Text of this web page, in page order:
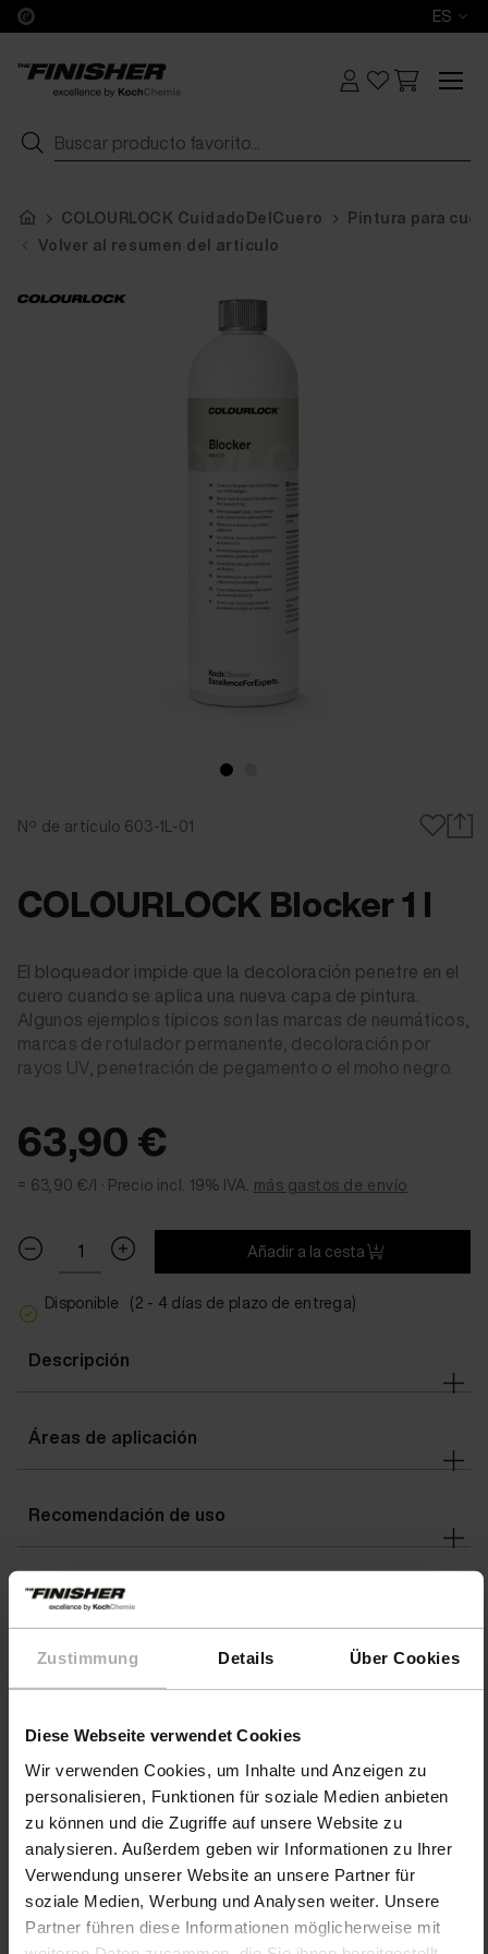
Zustimmung Details Über Cookies
Diese Webseite verwendet Cookies
Wir verwenden Cookies, um Inhalte und Anzeigen zu
personalisieren, Funktionen für soziale Medien anbieten
zu können und die Zugriffe auf unsere Website zu
analysieren. Außerdem geben wir Informationen zu Ihrer
Verwendung unserer Website an unsere Partner für
soziale Medien, Werbung und Analysen weiter. Unsere
Partner führen diese Informationen möglicherweise mit
ES
COLOURLOCK CuidadoDelCuero
Pintura para
Volver al resumen del artículo
Nº de artículo 603-1L-01
COLOURLOCK Blocker 1 l
El bloqueador impide que la decoloración penetre en el
cuero cuando se aplica una nueva capa de pintura.
Algunos ejemplos típicos son las marcas de neumáticos,
marcas de rotulador permanente, decoloración por
rayos UV, penetración de pegamento o el moho negro.
63,90 €
= 63,90 €/l · Precio incl. 19% IVA. más gastos de envío
Añadir a la cesta
Disponible (2 - 4 días de plazo de entrega)
Descripción
Áreas de aplicación
Recomendación de uso
Advertencias
Detalles